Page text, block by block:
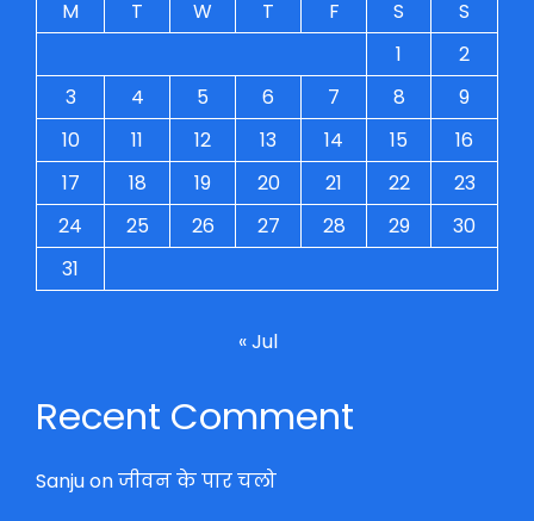
M
T W T F S
S
1
2
3
4 5 6 7 8
9
10
11 12 13 14 15
16
17
18 19 20 21 22
23
24
25 26 27 28 29
30
31
« Jul
Recent Comment
Sanjuonजीवन के पार चलो